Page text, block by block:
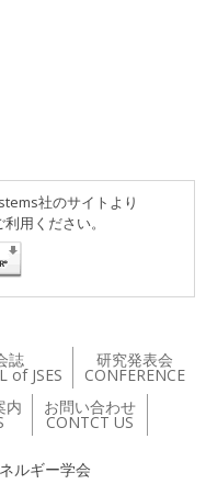
社のサイトより
用ください。
誌
of JSES
研究発表会
CONFERENCE
内 お問い合わせ
CONTCT US
ルギー学会